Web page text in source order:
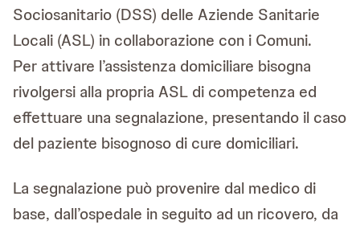
Sociosanitario (DSS) delle Aziende Sanitarie
Locali (ASL) in collaborazione con i Comuni.
Per attivare l’assistenza domiciliare bisogna
rivolgersi alla propria ASL di competenza ed
effettuare una segnalazione, presentando il caso
del paziente bisognoso di cure domiciliari.
La segnalazione può provenire dal medico di
base, dall’ospedale in seguito ad un ricovero, da